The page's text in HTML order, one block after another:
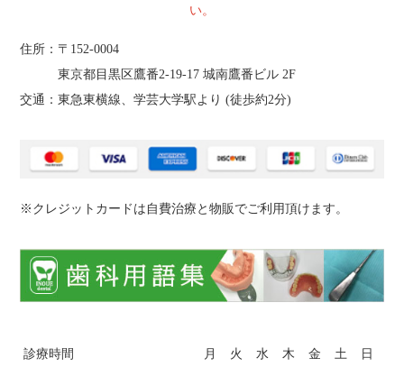
い。
住所：〒152-0004
東京都目黒区鷹番2‐19‐17 城南鷹番ビル 2F
交通：東急東横線、学芸大学駅より (徒歩約2分)
※クレジットカードは自費治療と物販でご利用頂けます。
診療時間 月 火 水 木 金 土 日